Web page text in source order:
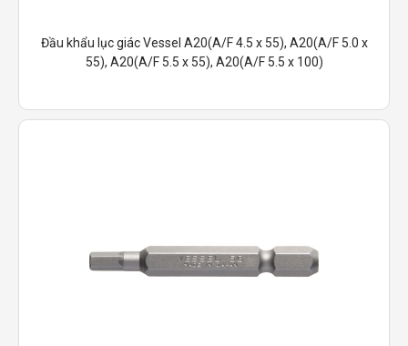
Đầu khẩu lục giác Vessel A20(A/F 4.5 x 55), A20(A/F 5.0 x
55), A20(A/F 5.5 x 55), A20(A/F 5.5 x 100)